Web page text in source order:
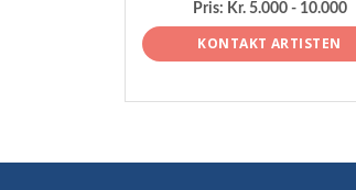
Pris: Kr. 5.000 - 10.000
KONTAKT ARTISTEN